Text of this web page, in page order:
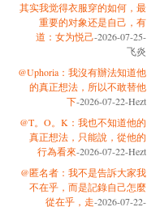
其实我觉得衣服穿的如何，最
重要的对象还是自己，有
道：女为悦己-2026-07-25-
飞炎
@Uphoria：我沒有辦法知道他
的真正想法，所以不敢替他
下-2026-07-22-Hezt
@T。O。K：我也不知道他的
真正想法，只能說，從他的
行為看來-2026-07-22-Hezt
@匿名者：我不是告訴大家我
不在乎，而是記錄自己怎麼
從在乎，走-2026-07-22-